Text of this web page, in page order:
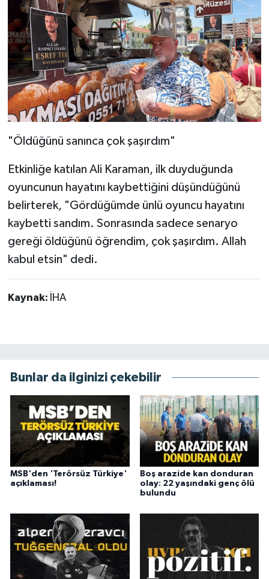
"Öldüğünü sanınca çok şaşırdım"
Etkinliğe katılan Ali Karaman, ilk duyduğunda
oyuncunun hayatını kaybettiğini düşündüğünü
belirterek, "Gördüğümde ünlü oyuncu hayatını
kaybetti sandım. Sonrasında sadece senaryo
gereği öldüğünü öğrendim, çok şaşırdım. Allah
kabul etsin" dedi.
Kaynak: İHA
Bunlar da ilginizi çekebilir
MSB'den 'Terörsüz Türkiye'
açıklaması!
Boş arazide kan donduran
olay: 22 yaşındaki genç ölü
bulundu